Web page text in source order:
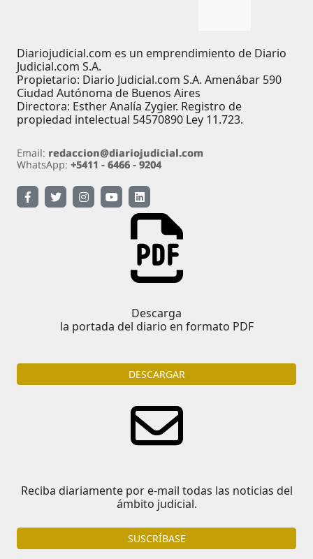
Diariojudicial.com es un emprendimiento de Diario
Judicial.com S.A.
Propietario: Diario Judicial.com S.A. Amenábar 590
Ciudad Autónoma de Buenos Aires
Directora: Esther Analía Zygier. Registro de
propiedad intelectual 54570890 Ley 11.723.
Descarga
la portada del diario en formato PDF
DESCARGAR
Reciba diariamente por e-mail todas las noticias del
ámbito judicial.
SUSCRÍBASE